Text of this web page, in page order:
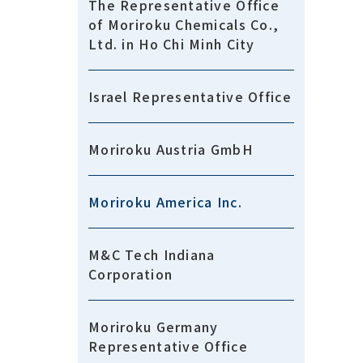
The Representative Office
of Moriroku Chemicals Co.,
Ltd. in Ho Chi Minh City
Israel Representative Office
Moriroku Austria GmbH
Moriroku America Inc.
M&C Tech Indiana
Corporation
Moriroku Germany
Representative Office